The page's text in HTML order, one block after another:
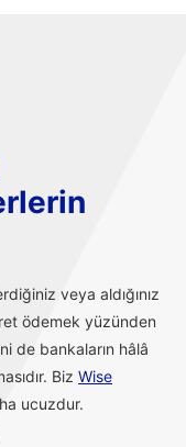
veya aldığınız
ödemek yüzünden
de bankaların hâlâ
Biz Wise
ucuzdur.